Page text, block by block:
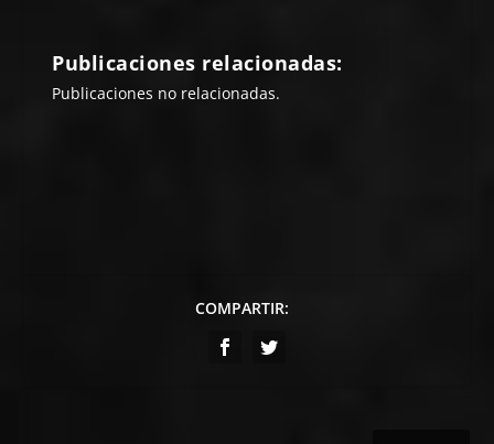
Publicaciones relacionadas:
Publicaciones no relacionadas.
COMPARTIR: